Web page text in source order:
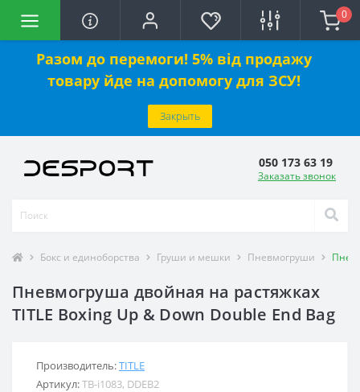
Разом до перемоги! 5% від продажу
товару йде на допомогу для ЗСУ!
Закрыть
0
050 173 63 19
Заказать звонок
Бокс и единоборства Груши и мешки Пневмогруши
Пневмогруша двойная на растяжках
TITLE Boxing Up & Down Double End Bag
Производитель:TITLE
Артикул:TB-i1083, DDEB2